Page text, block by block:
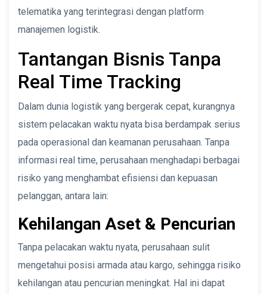
telematika yang terintegrasi dengan platform
manajemen logistik.
Tantangan Bisnis Tanpa
Real Time Tracking
Dalam dunia logistik yang bergerak cepat, kurangnya
sistem pelacakan waktu nyata bisa berdampak serius
pada operasional dan keamanan perusahaan. Tanpa
informasi real time, perusahaan menghadapi berbagai
risiko yang menghambat efisiensi dan kepuasan
pelanggan, antara lain:
Kehilangan Aset & Pencurian
Tanpa pelacakan waktu nyata, perusahaan sulit
mengetahui posisi armada atau kargo, sehingga risiko
kehilangan atau pencurian meningkat. Hal ini dapat